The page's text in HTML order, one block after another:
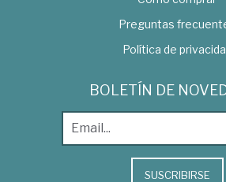
Preguntas
Política de
BOLETÍN DE
SUSCRIBIRSE